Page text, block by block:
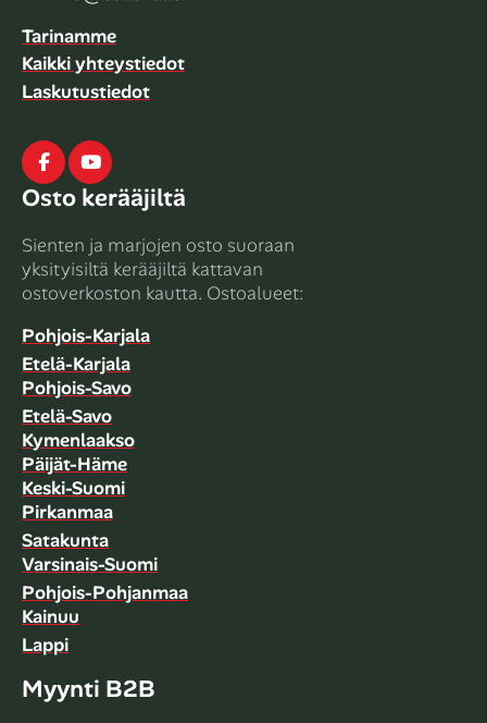
Tarinamme
Kaikki yhteystiedot
Laskutustiedot
FacebookYoutube
Osto kerääjiltä
Sienten ja marjojen osto suoraan
yksityisiltä kerääjiltä kattavan
ostoverkoston kautta. Ostoalueet:
Pohjois-Karjala
Etelä-Karjala
Pohjois-Savo
Etelä-Savo
Kymenlaakso
Päijät-Häme
Keski-Suomi
Pirkanmaa
Satakunta
Varsinais-Suomi
Pohjois-Pohjanmaa
Kainuu
Lappi
Myynti B2B